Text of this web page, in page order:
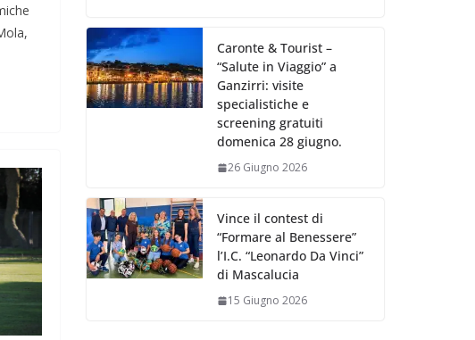
Caronte & Tourist –
“Salute in Viaggio” a
Ganzirri: visite
specialistiche e
screening gratuiti
domenica 28 giugno.
26 Giugno 2026
Vince il contest di
“Formare al Benessere”
l’I.C. “Leonardo Da Vinci”
di Mascalucia
15 Giugno 2026